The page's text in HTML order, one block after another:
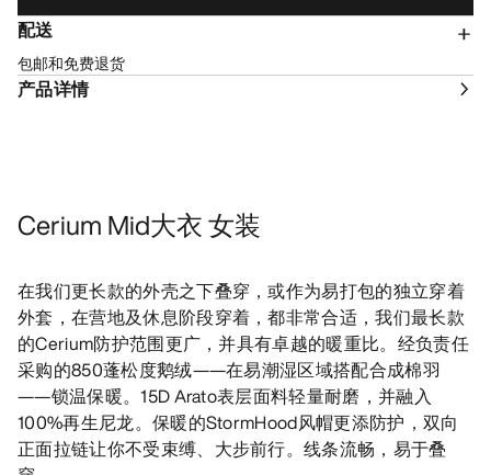
配送
包邮和免费退货
产品详情
Cerium Mid大衣 女装
在我们更长款的外壳之下叠穿，或作为易打包的独立穿着
外套，在营地及休息阶段穿着，都非常合适，我们最长款
的Cerium防护范围更广，并具有卓越的暖重比。经负责任
采购的850蓬松度鹅绒——在易潮湿区域搭配合成棉羽
——锁温保暖。15D Arato表层面料轻量耐磨，并融入
100%再生尼龙。保暖的StormHood风帽更添防护，双向
正面拉链让你不受束缚、大步前行。线条流畅，易于叠